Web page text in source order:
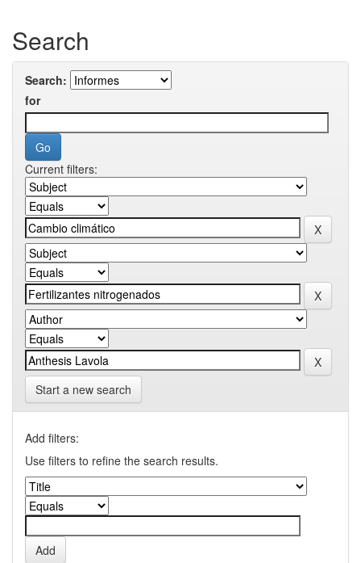
Search
Search:
for
Current filters:
Start a new search
Add filters:
Use filters to refine the search results.